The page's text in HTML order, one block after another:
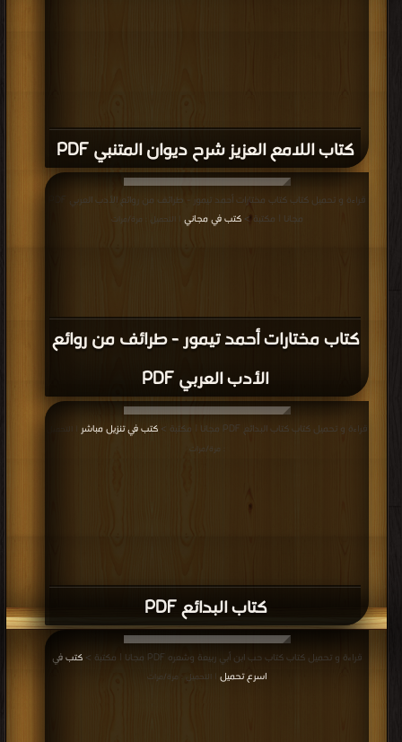
كتاب اللامع العزيز شرح ديوان المتنبي PDF
كتاب مختارات أحمد تيمور - طرائف من روائع
الأدب العربي PDF
مجانا | مكتبة >كتب في مجاني | التحميل : مرة/مرات
كتاب البدائع PDF
قراءة و تحميل كتاب كتاب البدائع PDF مجانا | مكتبة > كتب في تنزيل مباشر
: مرة/مرات
قراءة و تحميل كتاب كتاب حب ابن أبي ربيعة وشعره PDF مجانا | مكتبة >
كتب في
اسرع تحميل
| التحميل : مرة/مرات